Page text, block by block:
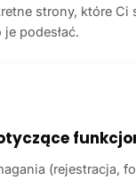
strony, które Ci
podesłać.
(rejestracja,